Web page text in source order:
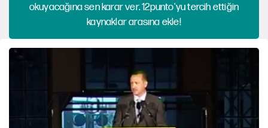
okuyacağına sen karar ver. 12punto'yu tercih ettiğin
kaynaklar arasına ekle!